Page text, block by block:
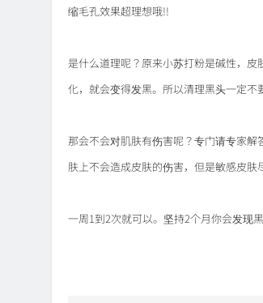
缩毛孔效果超理想哦!!
是什么道理呢？ 原来小苏打粉是碱性，
化，就会变得发黑。 所以清理黑头一定不
那会不会对肌肤有伤害呢？专门请专家解
肤上不会造成皮肤的伤害，但是敏感皮肤
一周1到2次就可以。 坚持2个月你会发现